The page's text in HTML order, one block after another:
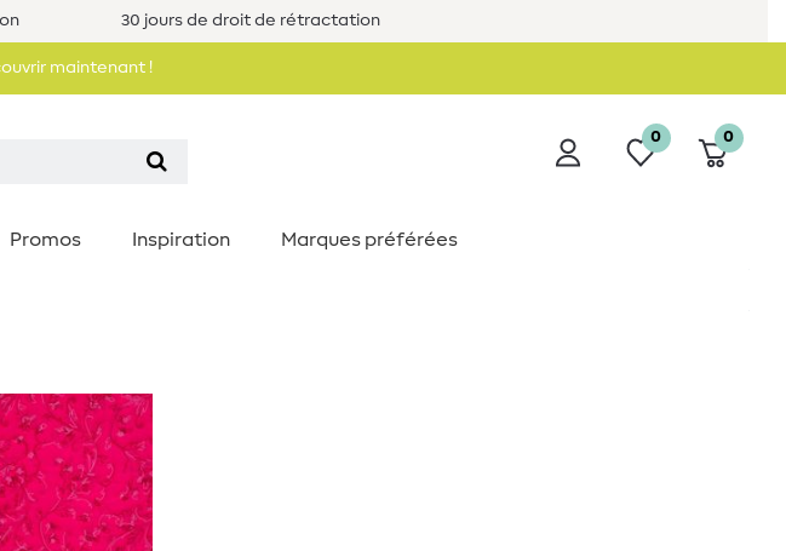
30 jours de droit de rétractation
maintenant !
0 0
Promos Inspiration Marques préférées